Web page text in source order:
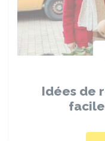
Idées de